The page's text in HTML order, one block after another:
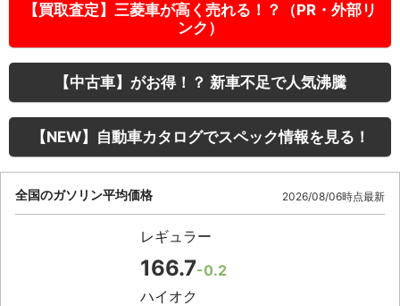
【買取査定】三菱車が高く売れる！？（PR・外部リ
ンク）
【中古車】がお得！？ 新車不足で人気沸騰
【NEW】自動車カタログでスペック情報を見る！
全国のガソリン平均価格 2026/08/06時点最新
レギュラー
166.7-0.2
ハイオク